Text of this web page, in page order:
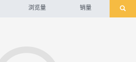
浏览量 销量